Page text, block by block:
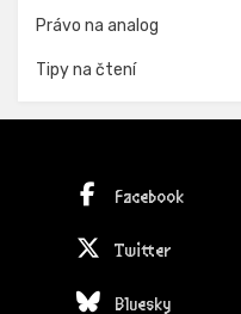
Právo na analog
Tipy na čtení
Facebook
Twitter
Bluesky